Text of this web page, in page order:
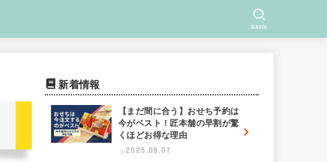
SEARCH
新着情報
【まだ間に合う】おせち予約は
今がベスト！匠本舗の早割が驚
くほどお得な理由
2025.08.07